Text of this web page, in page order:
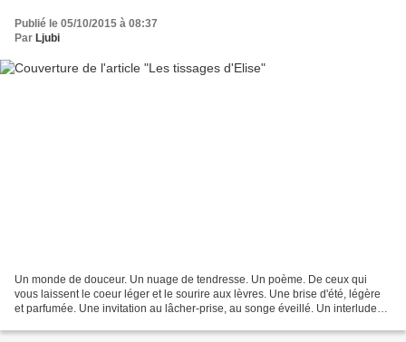
Publié le 05/10/2015 à 08:37
Par Ljubi
Un monde de douceur. Un nuage de tendresse. Un poème. De ceux qui
vous laissent le coeur léger et le sourire aux lèvres. Une brise d'été, légère
et parfumée. Une invitation au lâcher-prise, au songe éveillé. Un interlude